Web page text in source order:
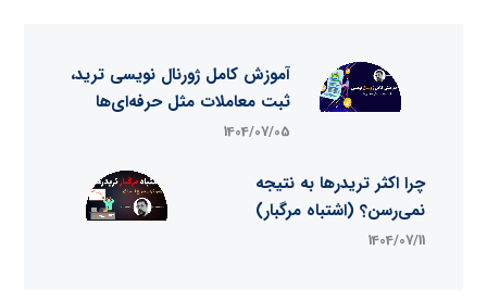
آموزش کامل ژورنال نویسی ترید،
ثبت معاملات مثل حرفه‌ای‌ها
1404/07/05
چرا اکثر تریدرها به نتیجه
نمی‌رسن؟ (اشتباه مرگبار)
1404/07/11